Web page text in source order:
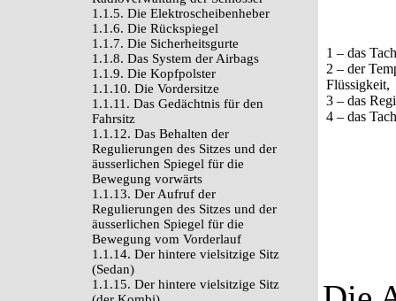
1.1.5. Die Elektroscheibenheber
1.1.6. Die Rückspiegel
1.1.7. Die Sicherheitsgurte
1.1.8. Das System der Airbags
1.1.9. Die Kopfpolster
1.1.10. Die Vordersitze
1.1.11. Das Gedächtnis für den
Fahrsitz
1.1.12. Das Behalten der
Regulierungen des Sitzes und der
äusserlichen Spiegel für die
Bewegung vorwärts
1.1.13. Der Aufruf der
Regulierungen des Sitzes und der
äusserlichen Spiegel für die
Bewegung vom Vorderlauf
1.1.14. Der hintere vielsitzige Sitz
(Sedan)
1.1.15. Der hintere vielsitzige Sitz
1 – das
2 – der
Flüssigkeit,
3 – das
4 – das